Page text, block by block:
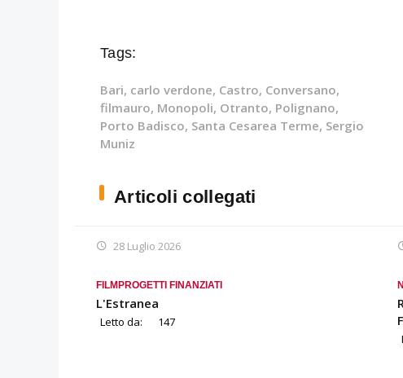
Tags:
Bari, carlo verdone, Castro, Conversano,
filmauro, Monopoli, Otranto, Polignano,
Porto Badisco, Santa Cesarea Terme, Sergio
Muniz
Articoli collegati
28 Luglio 2026
FILM PROGETTI FINANZIATI
L'Estranea
Letto da: 147